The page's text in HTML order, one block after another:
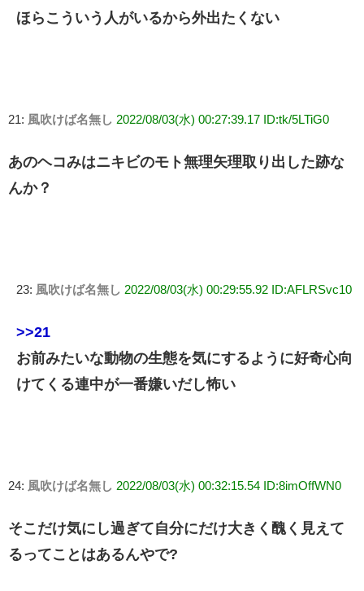
ほらこういう人がいるから外出たくない
21: 風吹けば名無し 2022/08/03(水) 00:27:39.17 ID:tk/5LTiG0
あのヘコみはニキビのモト無理矢理取り出した跡な
んか？
23: 風吹けば名無し 2022/08/03(水) 00:29:55.92 ID:AFLRSvc10
>>21
お前みたいな動物の生態を気にするように好奇心向
けてくる連中が一番嫌いだし怖い
24: 風吹けば名無し 2022/08/03(水) 00:32:15.54 ID:8imOffWN0
そこだけ気にし過ぎて自分にだけ大きく醜く見えて
るってことはあるんやで?